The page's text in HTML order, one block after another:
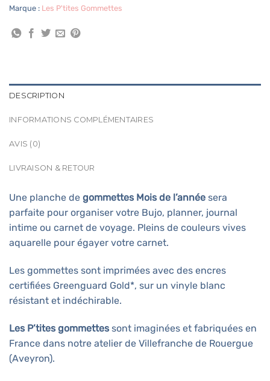
Marque : Les P'tites Gommettes
DESCRIPTION
INFORMATIONS COMPLÉMENTAIRES
AVIS (0)
LIVRAISON & RETOUR
Une planche de gommettes Mois de l’année sera
parfaite pour organiser votre Bujo, planner, journal
intime ou carnet de voyage. Pleins de couleurs vives
aquarelle pour égayer votre carnet.
Les gommettes sont imprimées avec des encres
certifiées Greenguard Gold*, sur un vinyle blanc
résistant et indéchirable.
Les P’tites gommettes sont imaginées et fabriquées en
France dans notre atelier de Villefranche de Rouergue
(Aveyron).